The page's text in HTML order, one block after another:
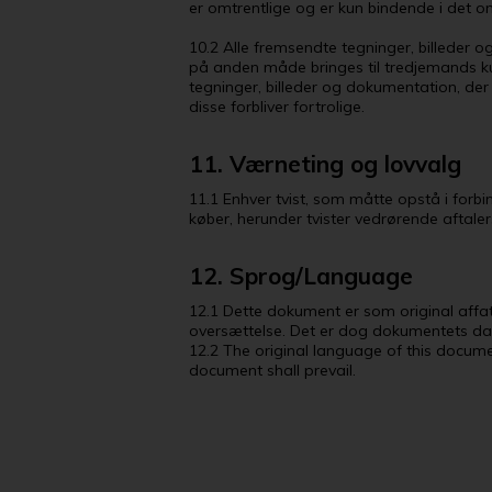
er omtrentlige og er kun bindende i det
10.2 Alle fremsendte tegninger, billeder
på anden måde bringes til tredjemands
tegninger, billeder og dokumentation,
disse forbliver fortrolige.
11. Værneting og lovvalg
11.1 Enhver tvist, som måtte opstå i
køber, herunder tvister vedrørende
12. Sprog/Language
12.1 Dette dokument er som original
oversættelse. Det er dog dokumentets
12.2 The original language of this
document shall prevail.